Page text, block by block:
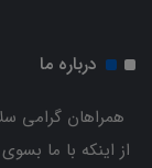
درباره ما
همراهان گرامی
از اینکه با ما